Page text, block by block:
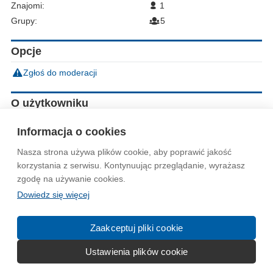
Informacja o cookies
Nasza strona używa plików cookie, aby poprawić jakość
korzystania z serwisu. Kontynuując przeglądanie, wyrażasz
zgodę na używanie cookies.
Dowiedz się więcej
Zaakceptuj pliki cookie
Ustawienia plików cookie
Znajomi:
1
Grupy:
5
Opcje
Zgłoś do moderacji
O użytkowniku
Wytyczne dla społeczności Regulamin Prywatność
Reklama Kontakt